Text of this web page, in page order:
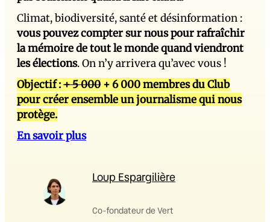
Climat, biodiversité, santé et désinformation :
vous pouvez compter sur nous pour rafraîchir
la mémoire de tout le monde quand viendront
les élections. On n’y arrivera qu’avec vous !
Objectif :+ 5 000 + 6 000 membres du Club
pour créer ensemble un journalisme qui nous
protège.
En savoir plus
Loup Espargilière
Co-fondateur de Vert